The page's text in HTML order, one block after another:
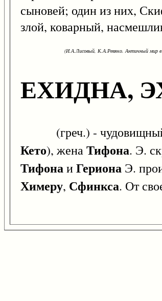
сыновей; один из них,
злой, коварный,
(И.А.Лисовый, К.А.Ревяко. Античный мир в
ЕХИДНА,
(греч.) - чудовищный
Кето), женаТифона. Э.
ТифонаиГериона Э.
Химеру, Сфинкса. От